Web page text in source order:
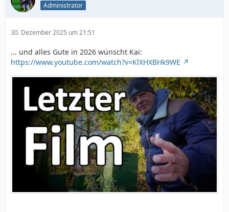
Administrator
30. Dezember 2025 um 21:51
... und alles Gute in 2026 wünscht Kai:
https://www.youtube.com/watch?v=KlXHXBHk9WE